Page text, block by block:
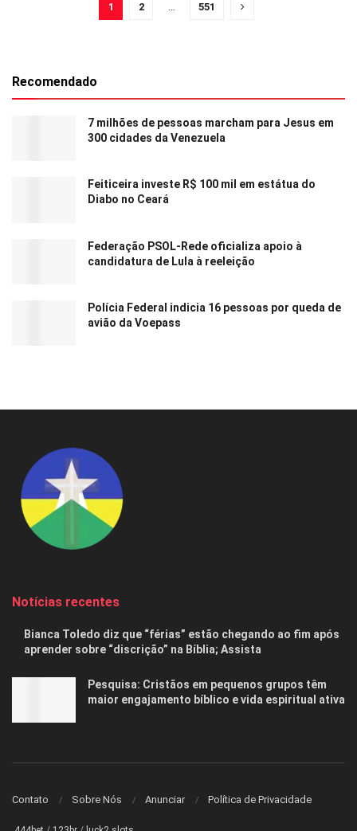
1 2 … 551
Recomendado
7 milhões de pessoas marcham para Jesus em
300 cidades da Venezuela
Feiticeira investe R$ 100 mil em estátua do
Diabo no Ceará
Federação PSOL-Rede oficializa apoio à
candidatura de Lula à reeleição
Polícia Federal indicia 16 pessoas por queda de
avião da Voepass
Notícias recentes
Bianca Toledo diz que “férias” estão chegando ao fim após
aprender sobre “discrição” na Bíblia; Assista
Pesquisa: Cristãos em pequenos grupos têm
maior engajamento bíblico e vida espiritual ativa
Contato Sobre Nós Anunciar Política de Privacidade